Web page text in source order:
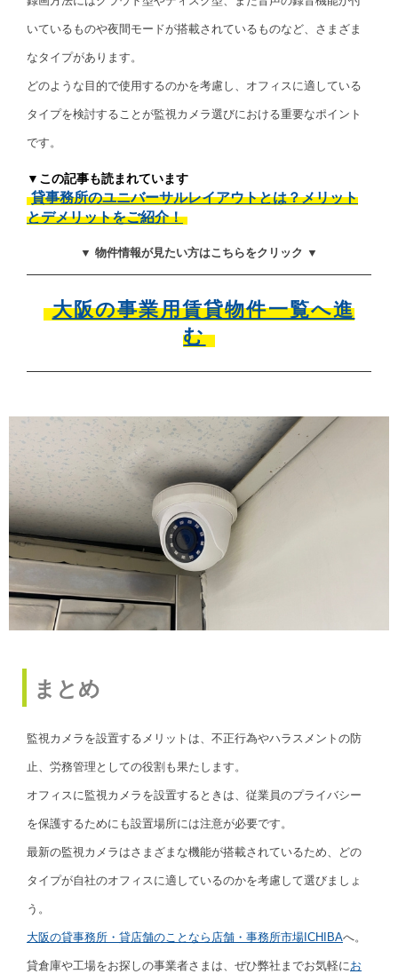
いているものや夜間モードが搭載されているものなど、さまざま
なタイプがあります。
どのような目的で使用するのかを考慮し、オフィスに適している
タイプを検討することが監視カメラ選びにおける重要なポイント
です。
▼この記事も読まれています
貸事務所のユニバーサルレイアウトとは？メリット
とデメリットをご紹介！
▼ 物件情報が見たい方はこちらをクリック ▼
大阪の事業用賃貸物件一覧へ進
む
まとめ
監視カメラを設置するメリットは、不正行為やハラスメントの防
止、労務管理としての役割も果たします。
オフィスに監視カメラを設置するときは、従業員のプライバシー
を保護するためにも設置場所には注意が必要です。
最新の監視カメラはさまざまな機能が搭載されているため、どの
タイプが自社のオフィスに適しているのかを考慮して選びましょ
う。
大阪の貸事務所・貸店舗のことなら店舗・事務所市場ICHIBAへ。
貸倉庫や工場をお探しの事業者さまは、ぜひ弊社までお気軽にお